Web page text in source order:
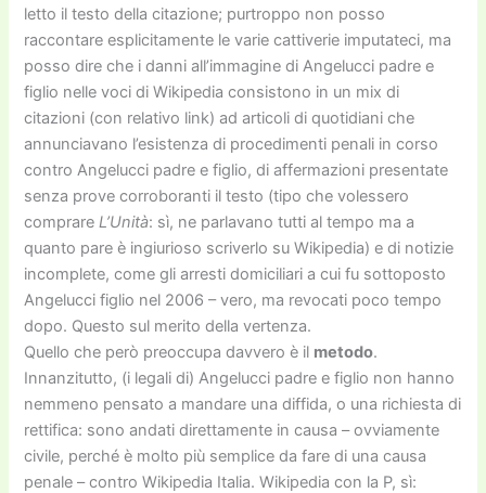
letto il testo della citazione; purtroppo non posso
raccontare esplicitamente le varie cattiverie imputateci, ma
posso dire che i danni all’immagine di Angelucci padre e
figlio nelle voci di Wikipedia consistono in un mix di
citazioni (con relativo link) ad articoli di quotidiani che
annunciavano l’esistenza di procedimenti penali in corso
contro Angelucci padre e figlio, di affermazioni presentate
senza prove corroboranti il testo (tipo che volessero
comprareL’Unità: sì, ne parlavano tutti al tempo ma a
quanto pare è ingiurioso scriverlo su Wikipedia) e di notizie
incomplete, come gli arresti domiciliari a cui fu sottoposto
Angelucci figlio nel 2006 – vero, ma revocati poco tempo
dopo. Questo sul merito della vertenza.
Quello che però preoccupa davvero è il metodo.
Innanzitutto, (i legali di) Angelucci padre e figlio non hanno
nemmeno pensato a mandare una diffida, o una richiesta di
rettifica: sono andati direttamente in causa – ovviamente
civile, perché è molto più semplice da fare di una causa
penale – contro Wikipedia Italia. Wikipedia con la P, sì: